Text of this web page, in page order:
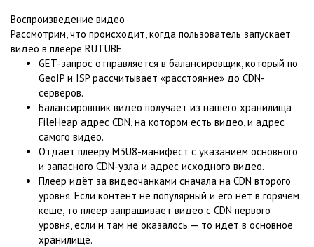
Воспроизведение видео
Рассмотрим, что происходит, когда пользователь запускает
видео в плеере RUTUBE.
GET-запрос отправляется в балансировщик, который по
GeoIP и ISP рассчитывает «расстояние» до CDN-
серверов.
Балансировщик видео получает из нашего хранилища
FileHeap адрес CDN, на котором есть видео, и адрес
самого видео.
Отдает плееру М3U8-манифест c указанием основного
и запасного CDN-узла и адрес исходного видео.
Плеер идёт за видеочанками сначала на CDN второго
уровня. Если контент не популярный и его нет в горячем
кеше, то плеер запрашивает видео с CDN первого
уровня, если и там не оказалось — то идет в основное
хранилище.